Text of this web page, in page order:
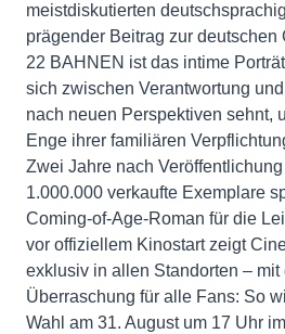
meistdiskutierten
prägender Beitrag zur deutschen
22 BAHNEN ist das intime
sich zwischen Verantwortung
nach neuen Perspektiven sehnt,
Enge ihrer familiären
Zwei Jahre nach
1.000.000 verkaufte Exemplare
Coming-of-Age-Roman für die
vor offiziellem Kinostart zeigt
exklusiv in allen Standorten – mit
Überraschung für alle Fans: So
Wahl am 31. August um 17 Uhr